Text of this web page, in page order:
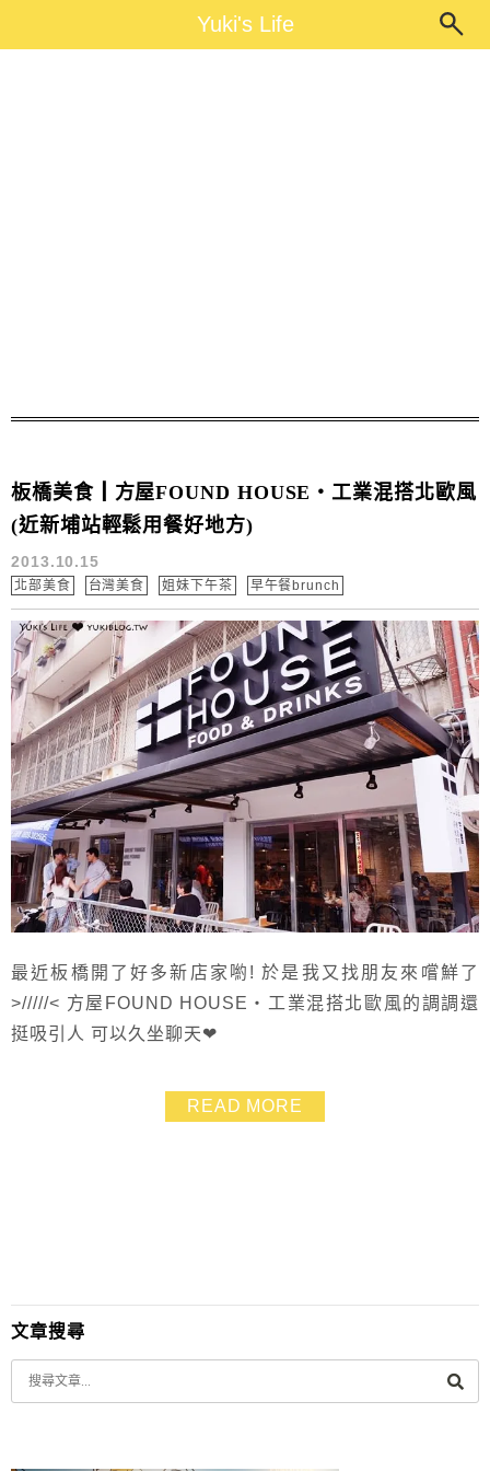
Yuki's LifeYuki's Life
板橋美食┃方屋FOUND HOUSE‧工業混搭北歐風
(近新埔站輕鬆用餐好地方)
2013.10.15
北部美食 台灣美食 姐妹下午茶 早午餐brunch
最近板橋開了好多新店家喲! 於是我又找朋友來嚐鮮了
>/////< 方屋FOUND HOUSE‧工業混搭北歐風的調調還
挺吸引人 可以久坐聊天❤
READ MORE
文章搜尋